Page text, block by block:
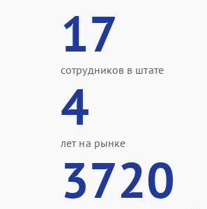
17
сотрудников в штате
4
лет на рынке
3720